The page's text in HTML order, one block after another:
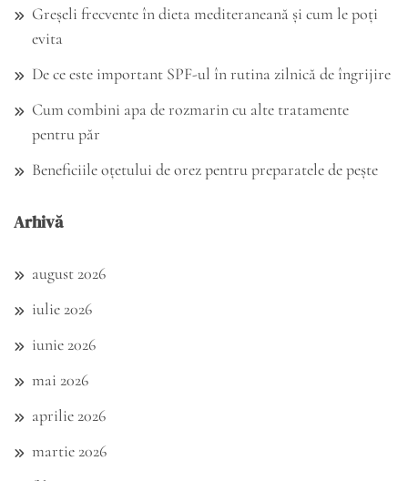
Greșeli frecvente în dieta mediteraneană și cum le poți
evita
De ce este important SPF-ul în rutina zilnică de îngrijire
Cum combini apa de rozmarin cu alte tratamente
pentru păr
Beneficiile oțetului de orez pentru preparatele de pește
Arhivă
august 2026
iulie 2026
iunie 2026
mai 2026
aprilie 2026
martie 2026